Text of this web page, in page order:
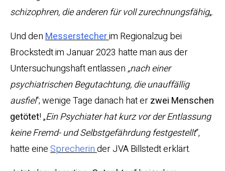
schizophren, die anderen für voll zurechnungsfähig„.
Und denMesserstecherim Regionalzug bei
Brockstedt im Januar 2023 hatte man aus der
Untersuchungshaft entlassen„nach einer
psychiatrischen Begutachtung, die unauffällig
ausfiel“; wenige Tage danach hat erzwei Menschen
getötet! „Ein Psychiater hat kurz vor der Entlassung
keine Fremd- und Selbstgefährdung festgestellt“,
hatte eineSprecherinder JVA Billstedt erklärt.